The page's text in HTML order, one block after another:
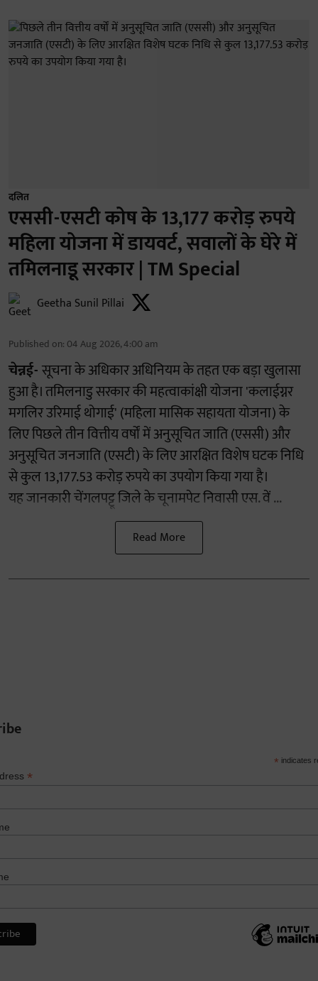
दलित
एससी-एसटी कोष के 13,177 करोड़ रुपये
महिला योजना में डायवर्ट, सवालों के घेरे में
तमिलनाडू सरकार | TM Special
Geetha Sunil Pillai
Published on: 04 Aug 2026, 4:00 am
चेन्नई-सूचना के अधिकार अधिनियम के तहत एक बड़ा खुलासा
हुआ है। तमिलनाडु सरकार की महत्वाकांक्षी योजना 'कलाईग्नर
मगलिर उरिमाई थोगाई' (महिला मासिक सहायता योजना) के
लिए पिछले तीन वित्तीय वर्षों में अनुसूचित जाति (एससी) और
अनुसूचित जनजाति (एसटी) के लिए आरक्षित विशेष घटक निधि
से कुल 13,177.53 करोड़ रुपये का उपयोग किया गया है।
यह जानकारी चेंगलपट्टू जिले के चूनामपेट निवासी एस. वें ...
Read More
* indicates
*